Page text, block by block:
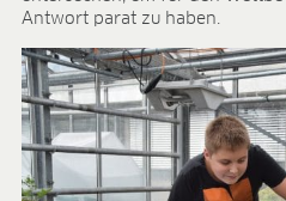
Forschung & Entwicklung
Qualität & Zertifikate
Liefersicherheit
Kontakt
KARRIERE
Stellenangebote
Antwort parat zu haben.